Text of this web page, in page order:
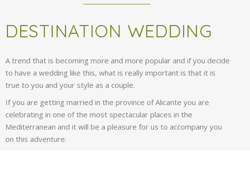
DESTINATION WEDDING
A trend that is becoming more and more popular and if you decide
to have a wedding like this, what is really important is that it is
true to you and your style as a couple.
If you are getting married in the province of Alicante you are
celebrating in one of the most spectacular places in the
Mediterranean and it will be a pleasure for us to accompany you
on this adventure.